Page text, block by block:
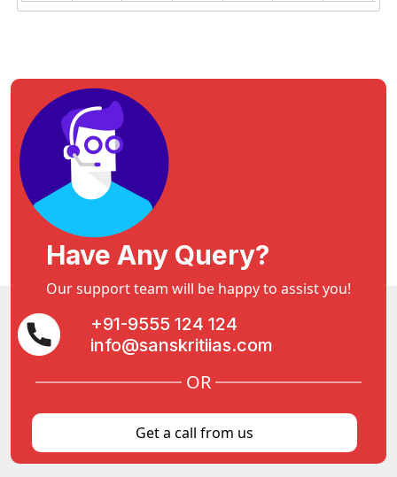
Have Any Query?
Our support team will be happy to assist you!
+91-9555 124 124
info@sanskritiias.com
OR
Get a call from us